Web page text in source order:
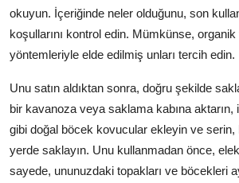
okuyun. İçeriğinde neler olduğunu, son
koşullarını kontrol edin. Mümkünse,
yöntemleriyle elde edilmiş unları tercih edin.
Unu satın aldıktan sonra, doğru şekilde
bir kavanoza veya saklama kabına aktarın,
gibi doğal böcek kovucular ekleyin ve serin,
yerde saklayın. Unu kullanmadan önce,
sayede, ununuzdaki topakları ve böcekleri